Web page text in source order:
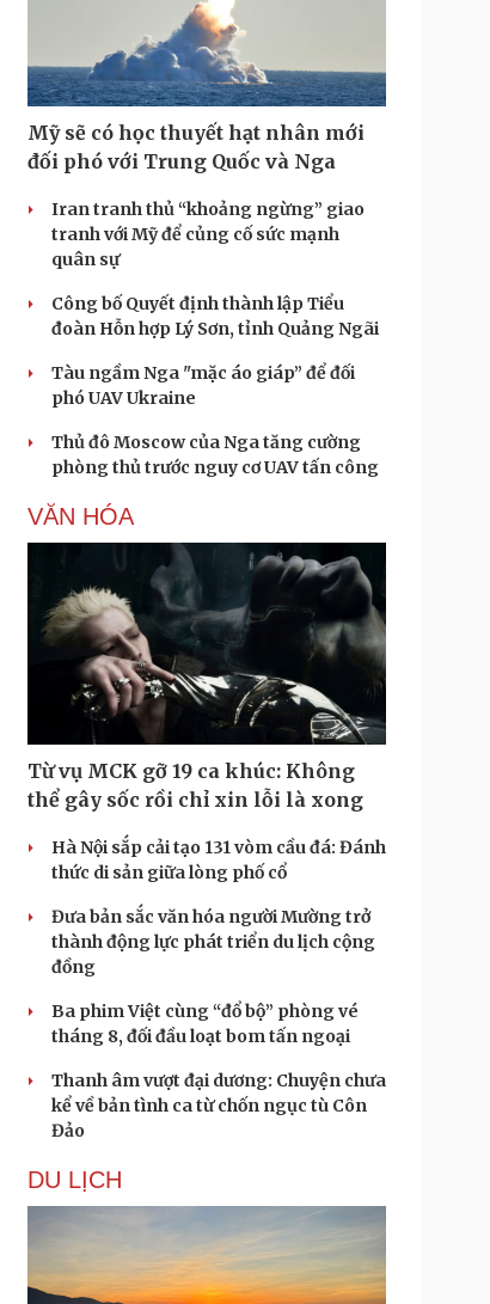
Mỹ sẽ có học thuyết hạt nhân mới
đối phó với Trung Quốc và Nga
Iran tranh thủ “khoảng ngừng” giao
tranh với Mỹ để củng cố sức mạnh
quân sự
Công bố Quyết định thành lập Tiểu
đoàn Hỗn hợp Lý Sơn, tỉnh Quảng Ngãi
Tàu ngầm Nga "mặc áo giáp” để đối
phó UAV Ukraine
Thủ đô Moscow của Nga tăng cường
phòng thủ trước nguy cơ UAV tấn công
VĂN HÓA
Từ vụ MCK gỡ 19 ca khúc: Không
thể gây sốc rồi chỉ xin lỗi là xong
Hà Nội sắp cải tạo 131 vòm cầu đá: Đánh
thức di sản giữa lòng phố cổ
Đưa bản sắc văn hóa người Mường trở
thành động lực phát triển du lịch cộng
đồng
Ba phim Việt cùng “đổ bộ” phòng vé
tháng 8, đối đầu loạt bom tấn ngoại
Thanh âm vượt đại dương: Chuyện chưa
kể về bản tình ca từ chốn ngục tù Côn
Đảo
DU LỊCH